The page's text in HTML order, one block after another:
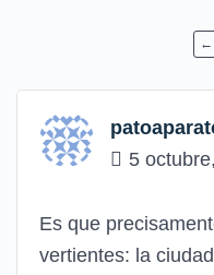
←
5
Es que
vertientes: la